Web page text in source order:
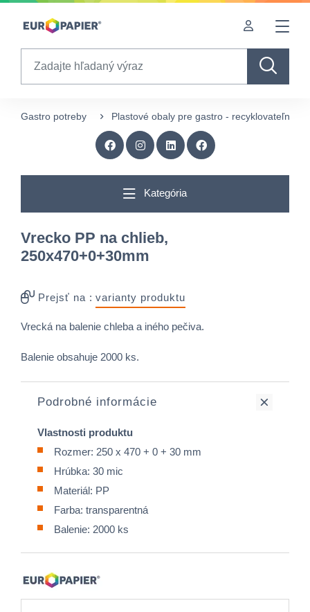
Table Of Content
Zaujímavé produkty pre Vás
Gastro potreby Plastové obaly pre gastro - recyklovateľné
Kategória
Vrecko PP na chlieb,
250x470+0+30mm
Prejsť na : varianty produktu
Vrecká na balenie chleba a iného pečiva.
Balenie obsahuje 2000 ks.
Podrobné informácie
Vlastnosti produktu
Rozmer: 250 x 470 + 0 + 30 mm
Hrúbka: 30 mic
Materiál: PP
Farba: transparentná
Balenie: 2000 ks